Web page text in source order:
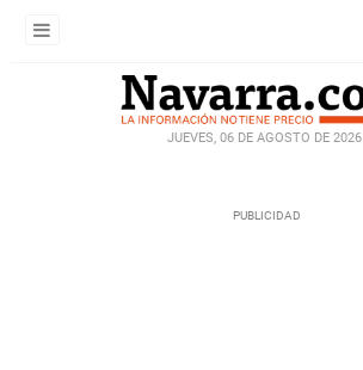
JUEVES, 06 DE AGOSTO DE 2026